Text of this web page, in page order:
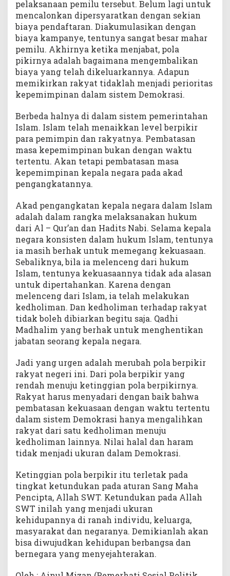
pelaksanaan pemilu tersebut. Belum lagi untuk
mencalonkan dipersyaratkan dengan sekian
biaya pendaftaran. Diakumulasikan dengan
biaya kampanye, tentunya sangat besar mahar
pemilu. Akhirnya ketika menjabat, pola
pikirnya adalah bagaimana mengembalikan
biaya yang telah dikeluarkannya. Adapun
memikirkan rakyat tidaklah menjadi perioritas
kepemimpinan dalam sistem Demokrasi.
Berbeda halnya di dalam sistem pemerintahan
Islam. Islam telah menaikkan level berpikir
para pemimpin dan rakyatnya. Pembatasan
masa kepemimpinan bukan dengan waktu
tertentu. Akan tetapi pembatasan masa
kepemimpinan kepala negara pada akad
pengangkatannya.
Akad pengangkatan kepala negara dalam Islam
adalah dalam rangka melaksanakan hukum
dari Al – Qur’an dan Hadits Nabi. Selama kepala
negara konsisten dalam hukum Islam, tentunya
ia masih berhak untuk memegang kekuasaan.
Sebaliknya, bila ia melenceng dari hukum
Islam, tentunya kekuasaannya tidak ada alasan
untuk dipertahankan. Karena dengan
melenceng dari Islam, ia telah melakukan
kedholiman. Dan kedholiman terhadap rakyat
tidak boleh dibiarkan begitu saja. Qadhi
Madhalim yang berhak untuk menghentikan
jabatan seorang kepala negara.
Jadi yang urgen adalah merubah pola berpikir
rakyat negeri ini. Dari pola berpikir yang
rendah menuju ketinggian pola berpikirnya.
Rakyat harus menyadari dengan baik bahwa
pembatasan kekuasaan dengan waktu tertentu
dalam sistem Demokrasi hanya mengalihkan
rakyat dari satu kedholiman menuju
kedholiman lainnya. Nilai halal dan haram
tidak menjadi ukuran dalam Demokrasi.
Ketinggian pola berpikir itu terletak pada
tingkat ketundukan pada aturan Sang Maha
Pencipta, Allah SWT. Ketundukan pada Allah
SWT inilah yang menjadi ukuran
kehidupannya di ranah individu, keluarga,
masyarakat dan negaranya. Demikianlah akan
bisa diwujudkan kehidupan berbangsa dan
bernegara yang menyejahterakan.